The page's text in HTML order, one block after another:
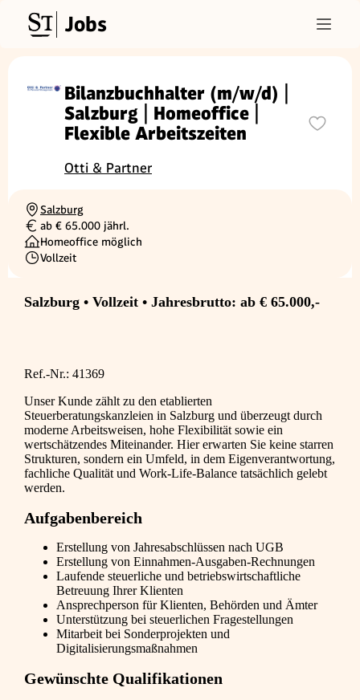
Jobs
Bilanzbuchhalter (m/w/d) |
Salzburg | Homeoffice |
Flexible Arbeitszeiten
Otti & Partner
Ortschaft
Salzburg
Gehalt
ab € 65.000 jährl.
Homeoffice möglich
Beschäftigungsart
Vollzeit
Salzburg • Vollzeit • Jahresbrutto: ab € 65.000,-
Ref.-Nr.: 41369
Unser Kunde zählt zu den etablierten
Steuerberatungskanzleien in Salzburg und überzeugt durch
moderne Arbeitsweisen, hohe Flexibilität sowie ein
wertschätzendes Miteinander. Hier erwarten Sie keine starren
Strukturen, sondern ein Umfeld, in dem Eigenverantwortung,
fachliche Qualität und Work-Life-Balance tatsächlich gelebt
werden.
Aufgabenbereich
Erstellung von Jahresabschlüssen nach UGB
Erstellung von Einnahmen-Ausgaben-Rechnungen
Laufende steuerliche und betriebswirtschaftliche
Betreuung Ihrer Klienten
Ansprechperson für Klienten, Behörden und Ämter
Unterstützung bei steuerlichen Fragestellungen
Mitarbeit bei Sonderprojekten und
Digitalisierungsmaßnahmen
Gewünschte Qualifikationen